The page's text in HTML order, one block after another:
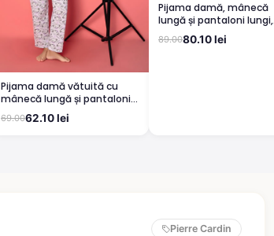
Pijama damă vătuită cu
mânecă lungă și pantaloni
lungi din bumbac, imprimeu
Cute, Pretty
69.0062.10 lei
Pijama damă, mânecă
lungă și pantaloni lungi,
imprimeu Dreams Come
True, rosu
89.0080.10 lei
Pierre Cardin